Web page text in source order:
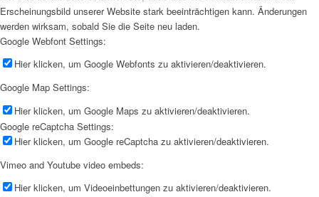
Erscheinungsbild unserer Website stark beeinträchtigen kann. Änderungen
werden wirksam, sobald Sie die Seite neu laden.
Google Webfont Settings:
Hier klicken, um Google Webfonts zu aktivieren/deaktivieren.
Google Map Settings:
Hier klicken, um Google Maps zu aktivieren/deaktivieren.
Google reCaptcha Settings:
Hier klicken, um Google reCaptcha zu aktivieren/deaktivieren.
Vimeo and Youtube video embeds:
Hier klicken, um Videoeinbettungen zu aktivieren/deaktivieren.